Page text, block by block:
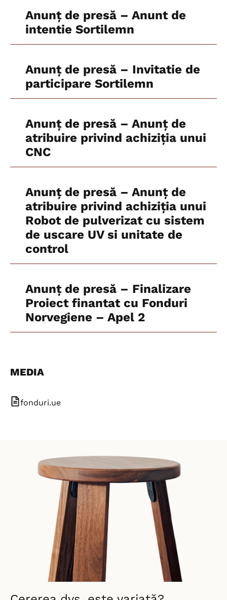
Anunț de presă – Anunt de
intentie Sortilemn
Anunț de presă – Invitatie de
participare Sortilemn
Anunț de presă – Anunţ de
atribuire privind achiziţia unui
CNC
Anunț de presă – Anunţ de
atribuire privind achiziţia unui
Robot de pulverizat cu sistem
de uscare UV si unitate de
control
Anunț de presă – Finalizare
Proiect finantat cu Fonduri
Norvegiene – Apel 2
MEDIA
fonduri.ue